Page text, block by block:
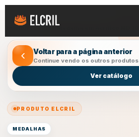
Produtos /Medalha em Acrílico MD 10
Voltar para a página anterior
Continue vendo os outros produtos
Ver catálogo
PRODUTO ELCRIL
MEDALHAS